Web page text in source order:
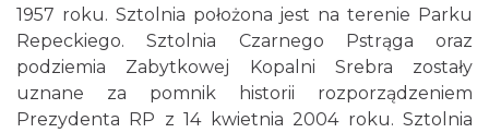
1957 roku. Sztolnia położona jest na terenie Parku
Repeckiego. Sztolnia Czarnego Pstrąga oraz
podziemia Zabytkowej Kopalni Srebra zostały
uznane za pomnik historii rozporządzeniem
Prezydenta RP z 14 kwietnia 2004 roku. Sztolnia